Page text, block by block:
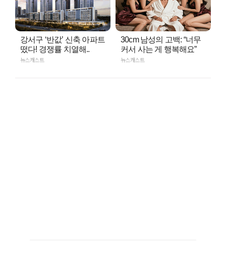
강서구 ‘반값’ 신축 아파트
떴다! 경쟁률 치열해..
뉴스캐스트
30cm 남성의 고백: “너무
커서 사는 게 행복해요”
뉴스캐스트